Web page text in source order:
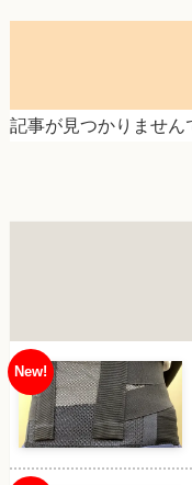
記事が見つかりません